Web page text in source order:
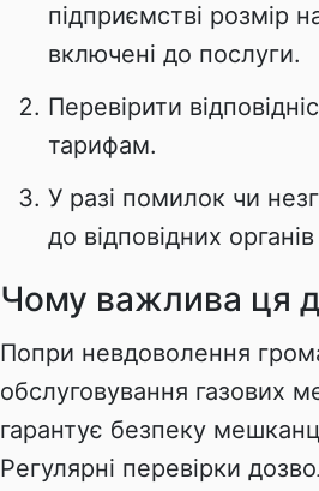
підприємстві розмір
включені до послуги.
Перевірити
тарифам.
У разі помилок чи
до відповідних
Чому важлива ця
Попри невдоволення
обслуговування газових
гарантує безпеку
Регулярні перевірки